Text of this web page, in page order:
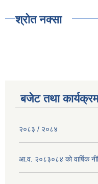
श्रोत नक्सा
बजेट तथा कार्यक्रम
२०८३ / २०८४
आ.व. २०८३०८४ को वार्षिक